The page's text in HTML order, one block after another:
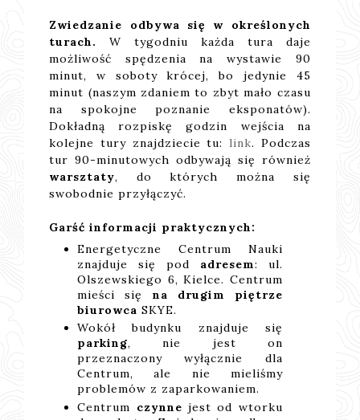
Zwiedzanie odbywa się w określonych
turach.
W tygodniu każda tura daje
możliwość spędzenia na wystawie 90
minut, w soboty krócej, bo jedynie 45
minut (naszym zdaniem to zbyt mało czasu
na spokojne poznanie eksponatów).
Dokładną rozpiskę godzin wejścia na
kolejne tury znajdziecie tu: link. Podczas
tur 90-minutowych odbywają się również
warsztaty, do których można się
swobodnie przyłączyć.
Garść informacji praktycznych:
Energetyczne Centrum Nauki
znajduje się pod adresem: ul.
Olszewskiego 6, Kielce. Centrum
mieści się na drugim piętrze
biurowca SKYE.
Wokół budynku znajduje się
parking, nie jest on
przeznaczony wyłącznie dla
Centrum, ale nie mieliśmy
problemów z zaparkowaniem.
Centrum czynne jest od wtorku